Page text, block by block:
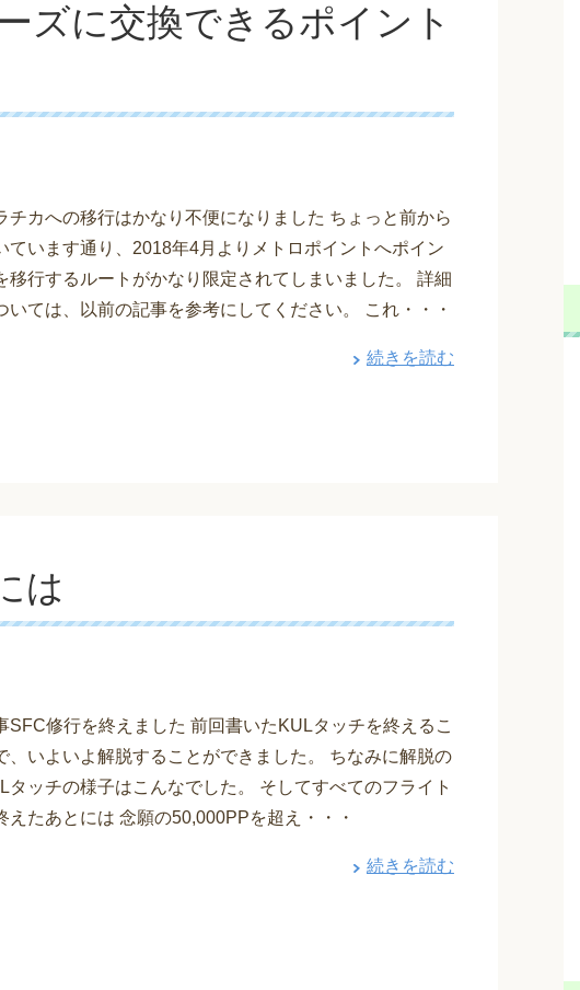
ズに交換できるポイント
チカへの移行はかなり不便になりました ちょっと前から
ています通り、2018年4月よりメトロポイントへポイン
移行するルートがかなり限定されてしまいました。 詳細
いては、以前の記事を参考にしてください。 これ・・・
続きを読む
は
SFC修行を終えました 前回書いたKULタッチを終えるこ
、いよいよ解脱することができました。 ちなみに解脱の
タッチの様子はこんなでした。 そしてすべてのフライト
えたあとには 念願の50,000PPを超え・・・
続きを読む